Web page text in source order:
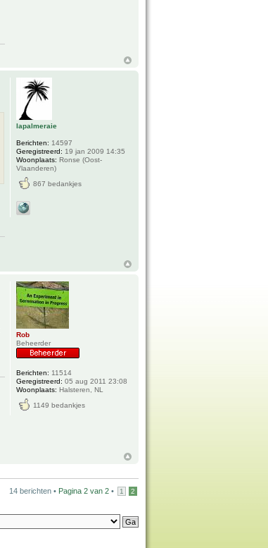
lapalmeraie
Berichten: 14597
Geregistreerd: 19 jan 2009 14:35
Woonplaats: Ronse (Oost-
Vlaanderen)
867 bedankjes
Rob
Beheerder
Berichten: 11514
Geregistreerd: 05 aug 2011 23:08
Woonplaats: Halsteren, NL
1149 bedankjes
14 berichten • Pagina 2 van 2 • 1 2